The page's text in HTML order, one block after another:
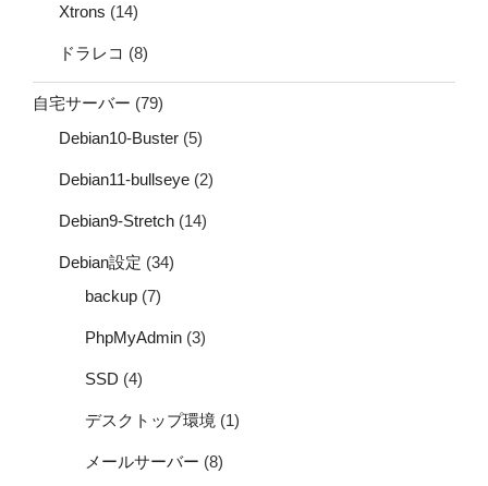
Xtrons (14)
ドラレコ (8)
自宅サーバー (79)
Debian10-Buster (5)
Debian11-bullseye (2)
Debian9-Stretch (14)
Debian設定 (34)
backup (7)
PhpMyAdmin (3)
SSD (4)
デスクトップ環境 (1)
メールサーバー (8)